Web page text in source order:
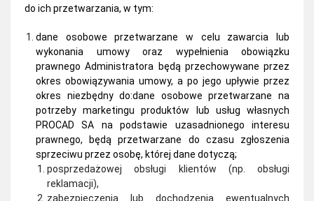
do ich przetwarzania, w tym:
dane osobowe przetwarzane w celu zawarcia lub
wykonania umowy oraz wypełnienia obowiązku
prawnego Administratora będą przechowywane przez
okres obowiązywania umowy, a po jego upływie przez
okres niezbędny do:dane osobowe przetwarzane na
potrzeby marketingu produktów lub usług własnych
PROCAD SA na podstawie uzasadnionego interesu
prawnego, będą przetwarzane do czasu zgłoszenia
sprzeciwu przez osobę, której dane dotyczą;
posprzedażowej obsługi klientów (np. obsługi
reklamacji),
zabezpieczenia lub dochodzenia ewentualnych